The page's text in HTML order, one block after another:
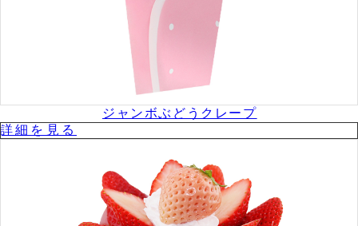
ジャンボぶどうクレープ
詳細を⾒る